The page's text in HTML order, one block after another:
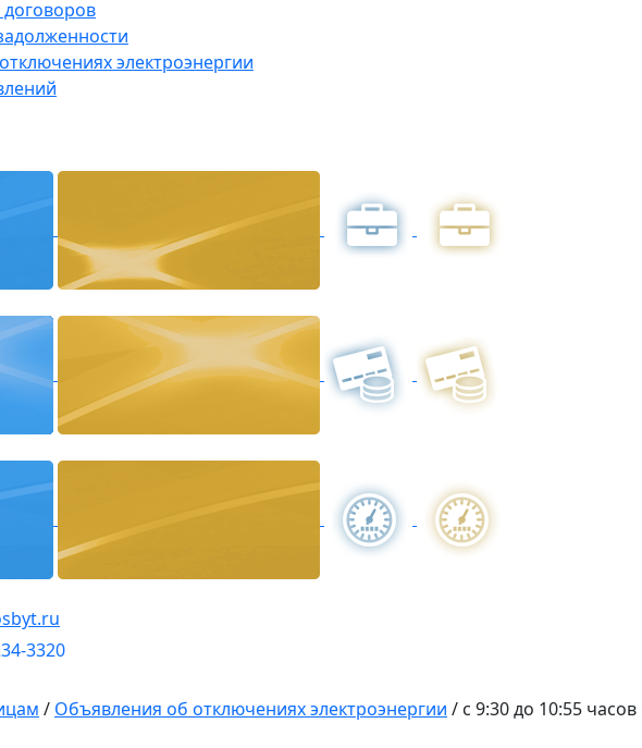
электроэнергии
3320
/ Объявления об отключениях электроэнергии / с 9:30 до 10:55